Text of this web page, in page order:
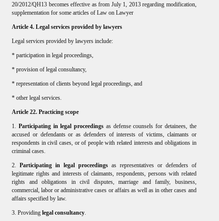
CASES & CLIENTS
ATTORNEY AT LAW
20/2012/QH13 becomes effective as from July 1, 2013 regarding modification,
supplementation for some articles of Law on Lawyer
Article 4. Legal services provided by lawyers
Legal services provided by lawyers include:
* participation in legal proceedings,
* provision of legal consultancy,
* representation of clients beyond legal proceedings, and
* other legal services.
Article 22. Practicing scope
1. Participating in legal proceedings as defense counsels for detainees, the
accused or defendants or as defenders of interests of victims, claimants or
respondents in civil cases, or of people with related interests and obligations in
criminal cases.
2. Participating in legal proceedingsas representatives or defenders of
legitimate rights and interests of claimants, respondents, persons with related
rights and obligations in civil disputes, marriage and family, business,
commercial, labor or administrative cases or affairs as well as in other cases and
affairs specified by law.
3. Providing legal consultancy.